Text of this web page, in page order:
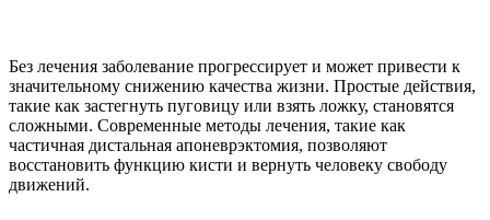
Без лечения заболевание прогрессирует и может привести к
значительному снижению качества жизни. Простые действия,
такие как застегнуть пуговицу или взять ложку, становятся
сложными. Современные методы лечения, такие как
частичная дистальная апоневрэктомия, позволяют
восстановить функцию кисти и вернуть человеку свободу
движений.